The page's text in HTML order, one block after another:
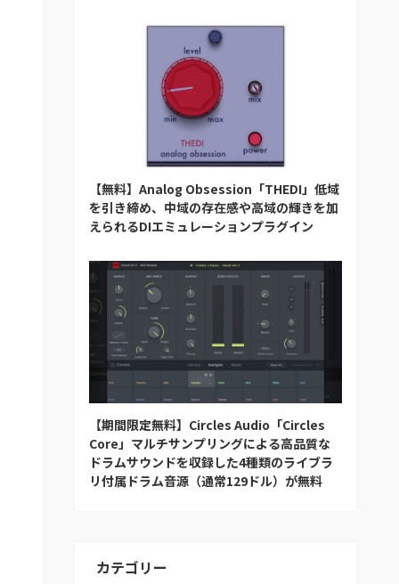
【無料】Analog Obsession「THEDI」低域
を引き締め、中域の存在感や高域の輝きを加
えられるDIエミュレーションプラグイン
【期間限定無料】Circles Audio「Circles
Core」マルチサンプリングによる高品質な
ドラムサウンドを収録した4種類のライブラ
リ付属ドラム音源（通常129ドル）が無料
カテゴリー